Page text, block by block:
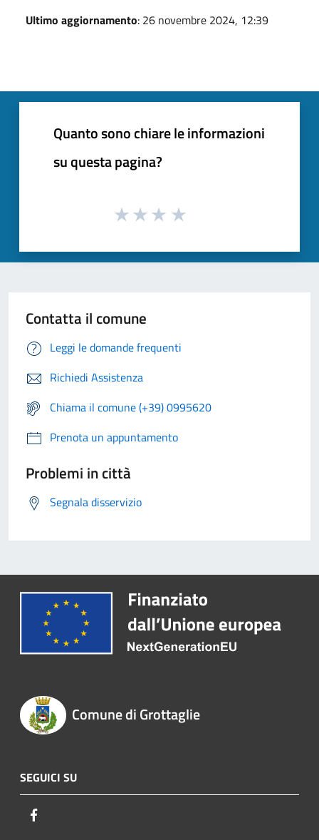
Ultimo aggiornamento: 26 novembre 2024, 12:39
Quanto sono chiare le informazioni
su questa pagina?
Contatta il comune
Leggi le domande frequenti
Richiedi Assistenza
Chiama il comune (+39) 0995620
Prenota un appuntamento
Problemi in città
Segnala disservizio
Comune di Grottaglie
SEGUICI SU